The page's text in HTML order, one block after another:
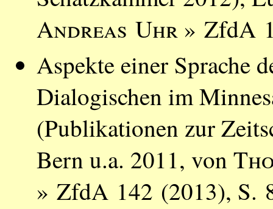
Andreas Uhr » ZfdA
Aspekte einer Sprache
Dialogischen im
(Publikationen zur
Bern u.a. 2011, von
» ZfdA 142 (2013), S.